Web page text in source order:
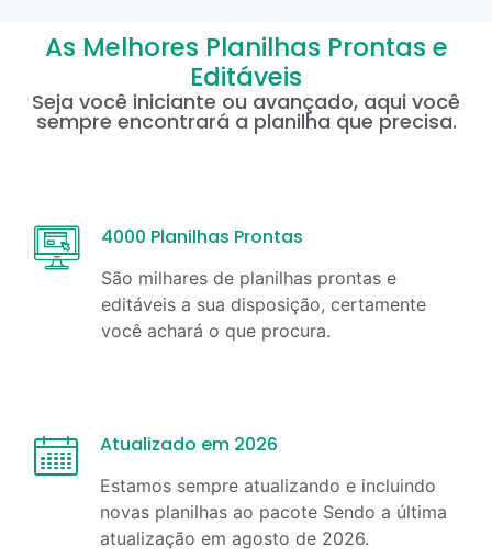
As Melhores Planilhas Prontas e
Editáveis
Seja você iniciante ou avançado, aqui você
sempre encontrará a planilha que precisa.
4000 Planilhas Prontas
São milhares de planilhas prontas e
editáveis a sua disposição, certamente
você achará o que procura.
Atualizado em 2026
Estamos sempre atualizando e incluindo
novas planilhas ao pacote Sendo a última
atualização em agosto de 2026.